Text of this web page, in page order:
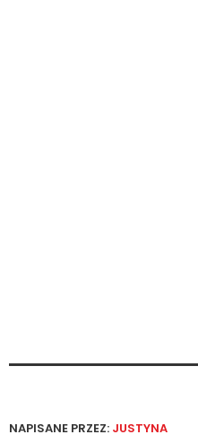
NAPISANE PRZEZ: JUSTYNA